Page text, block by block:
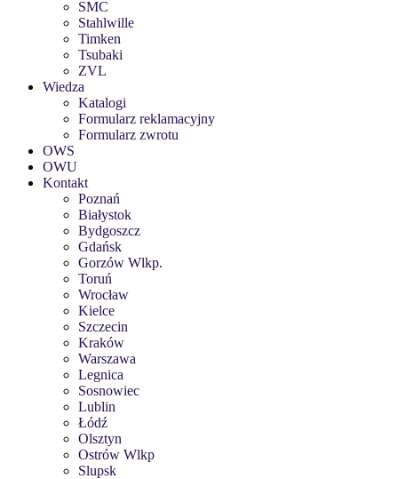
SMC
Stahlwille
Timken
Tsubaki
ZVL
Wiedza
Katalogi
Formularz reklamacyjny
Formularz zwrotu
OWS
OWU
Kontakt
Poznań
Białystok
Bydgoszcz
Gdańsk
Gorzów Wlkp.
Toruń
Wrocław
Kielce
Szczecin
Kraków
Warszawa
Legnica
Sosnowiec
Lublin
Łódź
Olsztyn
Ostrów Wlkp
Slupsk